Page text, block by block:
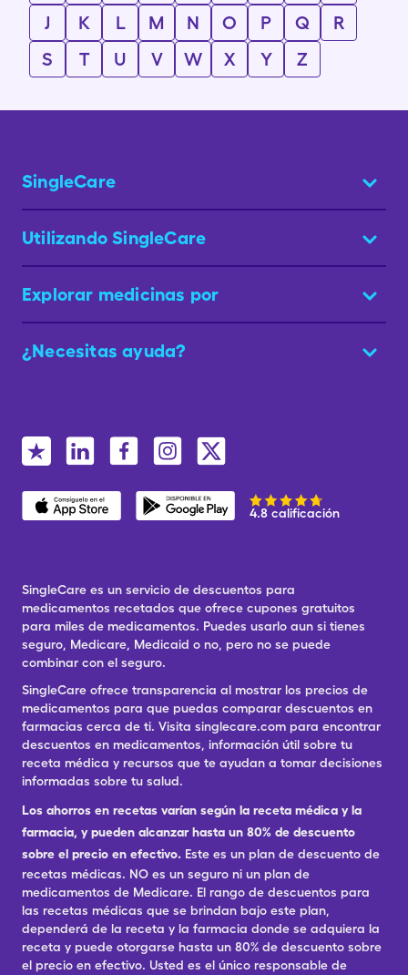
J
K L M N O P Q
R
S
T U V W X Y Z
SingleCare
Utilizando SingleCare
Explorar medicinas por
¿Necesitas ayuda?
4.8 calificación
SingleCare es un servicio de descuentos para
medicamentos recetados que ofrece cupones gratuitos
para miles de medicamentos. Puedes usarlo aun si tienes
seguro, Medicare, Medicaid o no, pero no se puede
combinar con el seguro.
SingleCare ofrece transparencia al mostrar los precios de
medicamentos para que puedas comparar descuentos en
farmacias cerca de ti. Visita singlecare.com para encontrar
descuentos en medicamentos, información útil sobre tu
receta médica y recursos que te ayudan a tomar decisiones
informadas sobre tu salud.
Los ahorros en recetas varían según la receta médica y la
farmacia, y pueden alcanzar hasta un 80% de descuento
sobre el precio en efectivo. Este es un plan de descuento de
recetas médicas. NO es un seguro ni un plan de
medicamentos de Medicare. El rango de descuentos para
las recetas médicas que se brindan bajo este plan,
dependerá de la receta y la farmacia donde se adquiera la
receta y puede otorgarse hasta un 80% de descuento sobre
el precio en efectivo. Usted es el único responsable de